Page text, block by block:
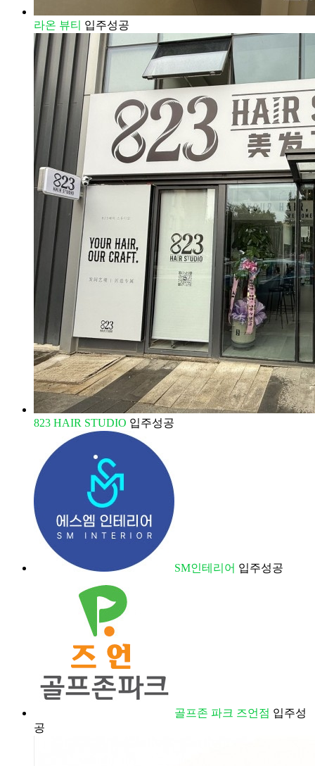
라온 뷰티 입주성공
823 HAIR STUDIO 입주성공
SM인테리어 입주성공
골프존 파크 즈언점 입주성
공